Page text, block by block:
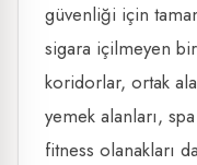
güvenliği için
sigara içilmeyen
koridorlar, ortak
yemek alanları,
fitness olanakları